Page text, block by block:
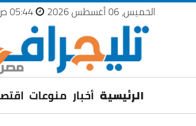
الخميس، 06 أغسطس 2026
05:44 ص
الرئيسية أخبار منوعات